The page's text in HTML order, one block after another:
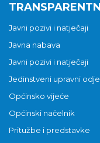
Javni pozivi i natječaji
Javna nabava
Javni pozivi i natječaji
Jedinstveni upravni
Općinsko vijeće
Općinski načelnik
Pritužbe i predstavke